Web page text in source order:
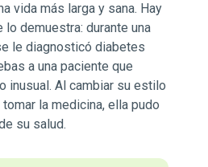
vida más larga y sana. Hay
lo demuestra: durante una
le diagnosticó diabetes
a una paciente que
inusual. Al cambiar su estilo
la medicina, ella pudo
su salud.